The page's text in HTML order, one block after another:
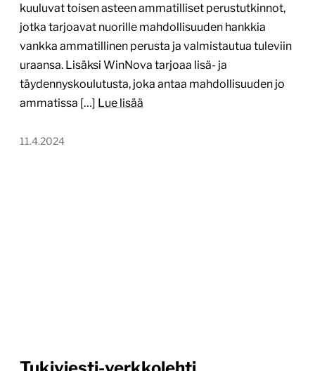
kuuluvat toisen asteen ammatilliset perustutkinnot,
jotka tarjoavat nuorille mahdollisuuden hankkia
vankka ammatillinen perusta ja valmistautua tuleviin
uraansa. Lisäksi WinNova tarjoaa lisä- ja
täydennyskoulutusta, joka antaa mahdollisuuden jo
ammatissa […] Lue lisää
11.4.2024